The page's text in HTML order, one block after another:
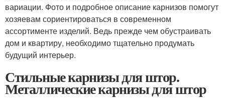
вариации. Фото и подробное описание карнизов помогут
хозяевам сориентироваться в современном
ассортименте изделий. Ведь прежде чем обустраивать
дом и квартиру, необходимо тщательно продумать
будущий интерьер.
Стильные карнизы для штор.
Металлические карнизы для штор